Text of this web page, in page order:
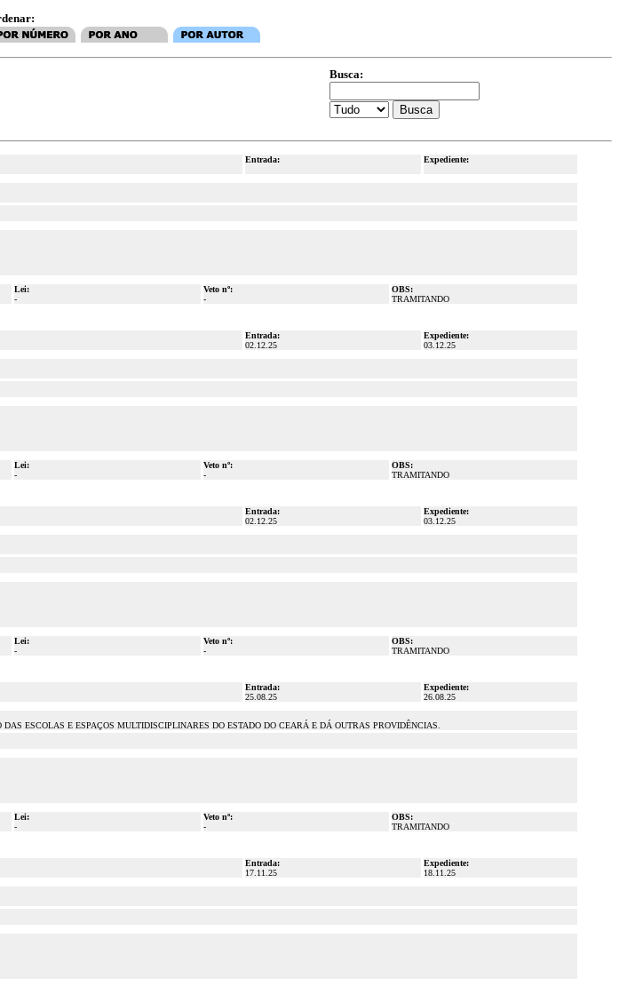
Busca:
Entrada: Expediente:
Lei:
-
Veto nº:
-
OBS:
TRAMITANDO
Entrada:
02.12.25
Expediente:
03.12.25
Lei:
-
Veto nº:
-
OBS:
TRAMITANDO
Entrada:
02.12.25
Expediente:
03.12.25
Lei:
-
Veto nº:
-
OBS:
TRAMITANDO
Entrada:
25.08.25
Expediente:
26.08.25
ESCOLAS E ESPAÇOS MULTIDISCIPLINARES DO ESTADO DO CEARÁ E DÁ OUTRAS PROVIDÊNCIAS.
Lei:
-
Veto nº:
-
OBS:
TRAMITANDO
Entrada:
17.11.25
Expediente:
18.11.25